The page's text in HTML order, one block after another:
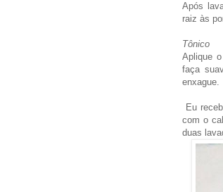
Após
raiz às
Tônico
Aplique
faça
enxague.
Eu
com o
duas